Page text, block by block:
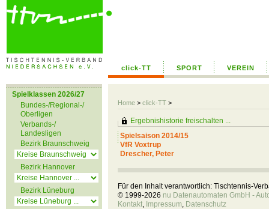
click-TT SPORT VEREIN
Home > click-TT >
Spielklassen 2026/27
Bundes-/Regional-/
Oberligen
Verbands-/
Landesligen
Bezirk Braunschweig
Bezirk Hannover
Bezirk Lüneburg
Ergebnishistorie freischalten ...
Spielsaison 2014/15
VfR Voxtrup
Drescher, Peter
Für den Inhalt verantwortlich: Tischtennis-
© 1999-2026 nu Datenautomaten GmbH -
Kontakt, Impressum, Datenschutz